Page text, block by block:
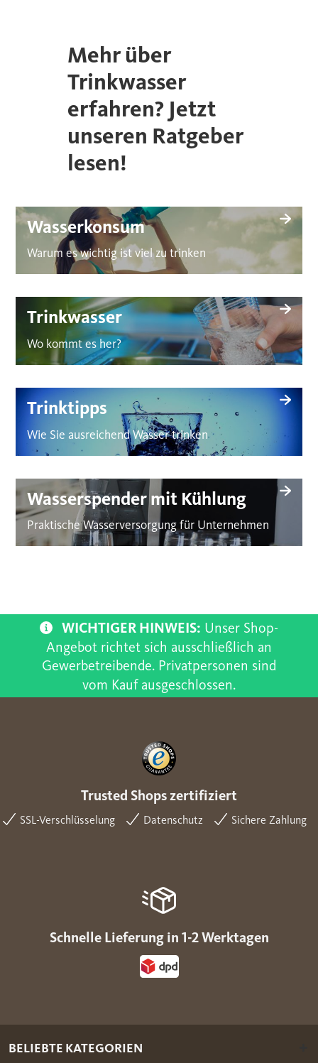
Mehr über
Trinkwasser
erfahren? Jetzt
unseren Ratgeber
lesen!
Wasserkonsum
Warum es wichtig ist viel zu trinken
Trinkwasser
Wo kommt es her?
Trinktipps
Wie Sie ausreichend Wasser trinken
Wasserspender mit Kühlung
Praktische Wasserversorgung für Unternehmen
WICHTIGER HINWEIS: Unser Shop-
Angebot richtet sich ausschließlich an
Gewerbetreibende. Privatpersonen sind
vom Kauf ausgeschlossen.
Trusted Shops zertifiziert
SSL-Verschlüsselung Datenschutz Sichere Zahlung
Schnelle Lieferung in 1-2 Werktagen
BELIEBTE KATEGORIEN